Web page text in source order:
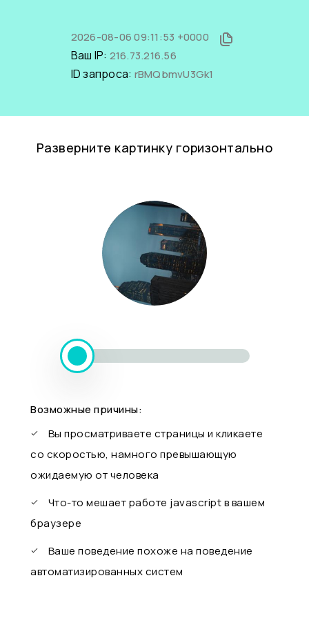
2026-08-06 09:11:53 +0000
Ваш IP: 216.73.216.56
ID запроса: rBMQbmvU3Gk1
Разверните картинку горизонтально
Возможные причины:
Вы просматриваете страницы и кликаете
со скоростью, намного превышающую
ожидаемую от человека
Что-то мешает работе javascript в вашем
браузере
Ваше поведение похоже на поведение
автоматизированных систем